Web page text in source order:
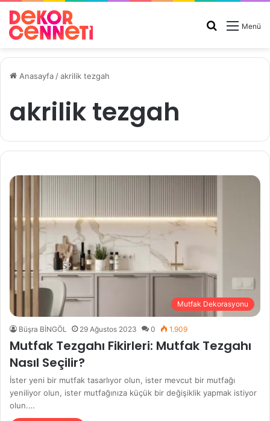
Menü
Arama
...
Anasayfa /akrilik tezgah
akrilik tezgah
Mutfak Dekorasyonu
Büşra BİNGÖL 29 Ağustos 2023 0 1.909
Mutfak Tezgahı Fikirleri: Mutfak Tezgahı
Nasıl Seçilir?
İster yeni bir mutfak tasarlıyor olun, ister mevcut bir mutfağı
yeniliyor olun, ister mutfağınıza küçük bir değişiklik yapmak istiyor
olun.…